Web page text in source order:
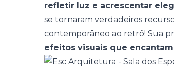
refletir luz e acrescentar
se tornaram verdadeiros
contemporâneo ao retrô! Sua
efeitos visuais que